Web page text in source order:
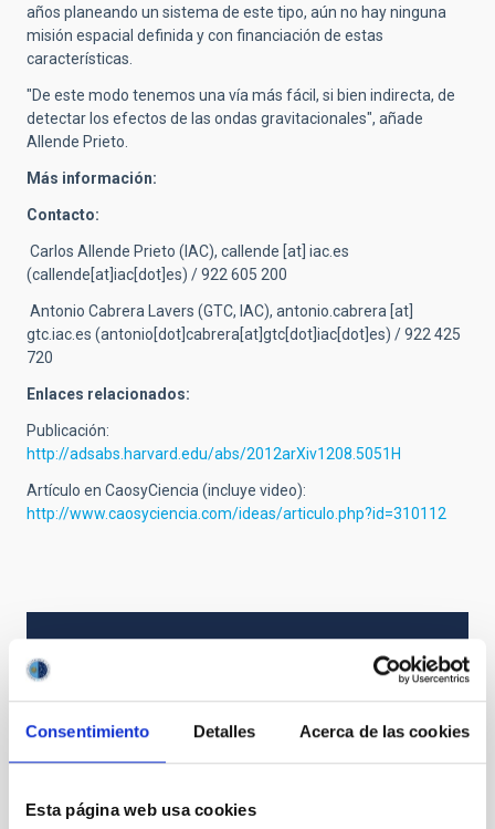
Consentimiento Detalles Acerca de las cookies
Esta página web usa cookies
años planeando un sistema de este tipo, aún no hay ninguna
misión espacial definida y con financiación de estas
características.
"De este modo tenemos una vía más fácil, si bien indirecta, de
detectar los efectos de las ondas gravitacionales", añade
Allende Prieto.
Más información:
Contacto:
Carlos Allende Prieto (IAC), callende [at] iac.es
(callende[at]iac[dot]es) / 922 605 200
Antonio Cabrera Lavers (GTC, IAC), antonio.cabrera [at]
gtc.iac.es (antonio[dot]cabrera[at]gtc[dot]iac[dot]es) / 922 425
720
Enlaces relacionados:
Publicación:
http://adsabs.harvard.edu/abs/2012arXiv1208.5051H
Artículo en CaosyCiencia (incluye video):
http://www.caosyciencia.com/ideas/articulo.php?id=310112